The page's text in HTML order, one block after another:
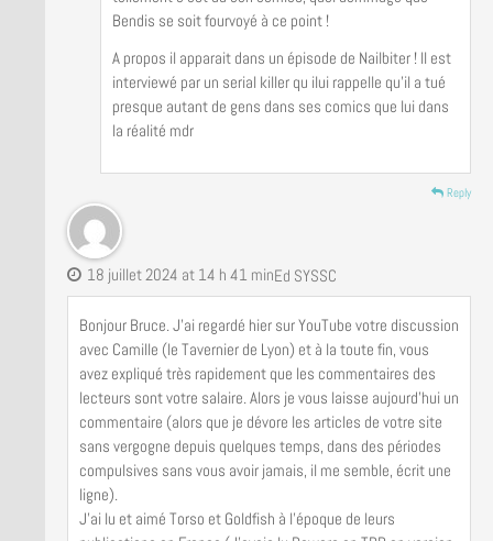
Bendis se soit fourvoyé à ce point !
A propos il apparait dans un épisode de Nailbiter ! Il est
interviewé par un serial killer qu ilui rappelle qu’il a tué
presque autant de gens dans ses comics que lui dans
la réalité mdr
Reply
Ed SYSSC
18 juillet 2024 at 14 h 41 min
Bonjour Bruce. J’ai regardé hier sur YouTube votre discussion
avec Camille (le Tavernier de Lyon) et à la toute fin, vous
avez expliqué très rapidement que les commentaires des
lecteurs sont votre salaire. Alors je vous laisse aujourd’hui un
commentaire (alors que je dévore les articles de votre site
sans vergogne depuis quelques temps, dans des périodes
compulsives sans vous avoir jamais, il me semble, écrit une
ligne).
J’ai lu et aimé Torso et Goldfish à l’époque de leurs